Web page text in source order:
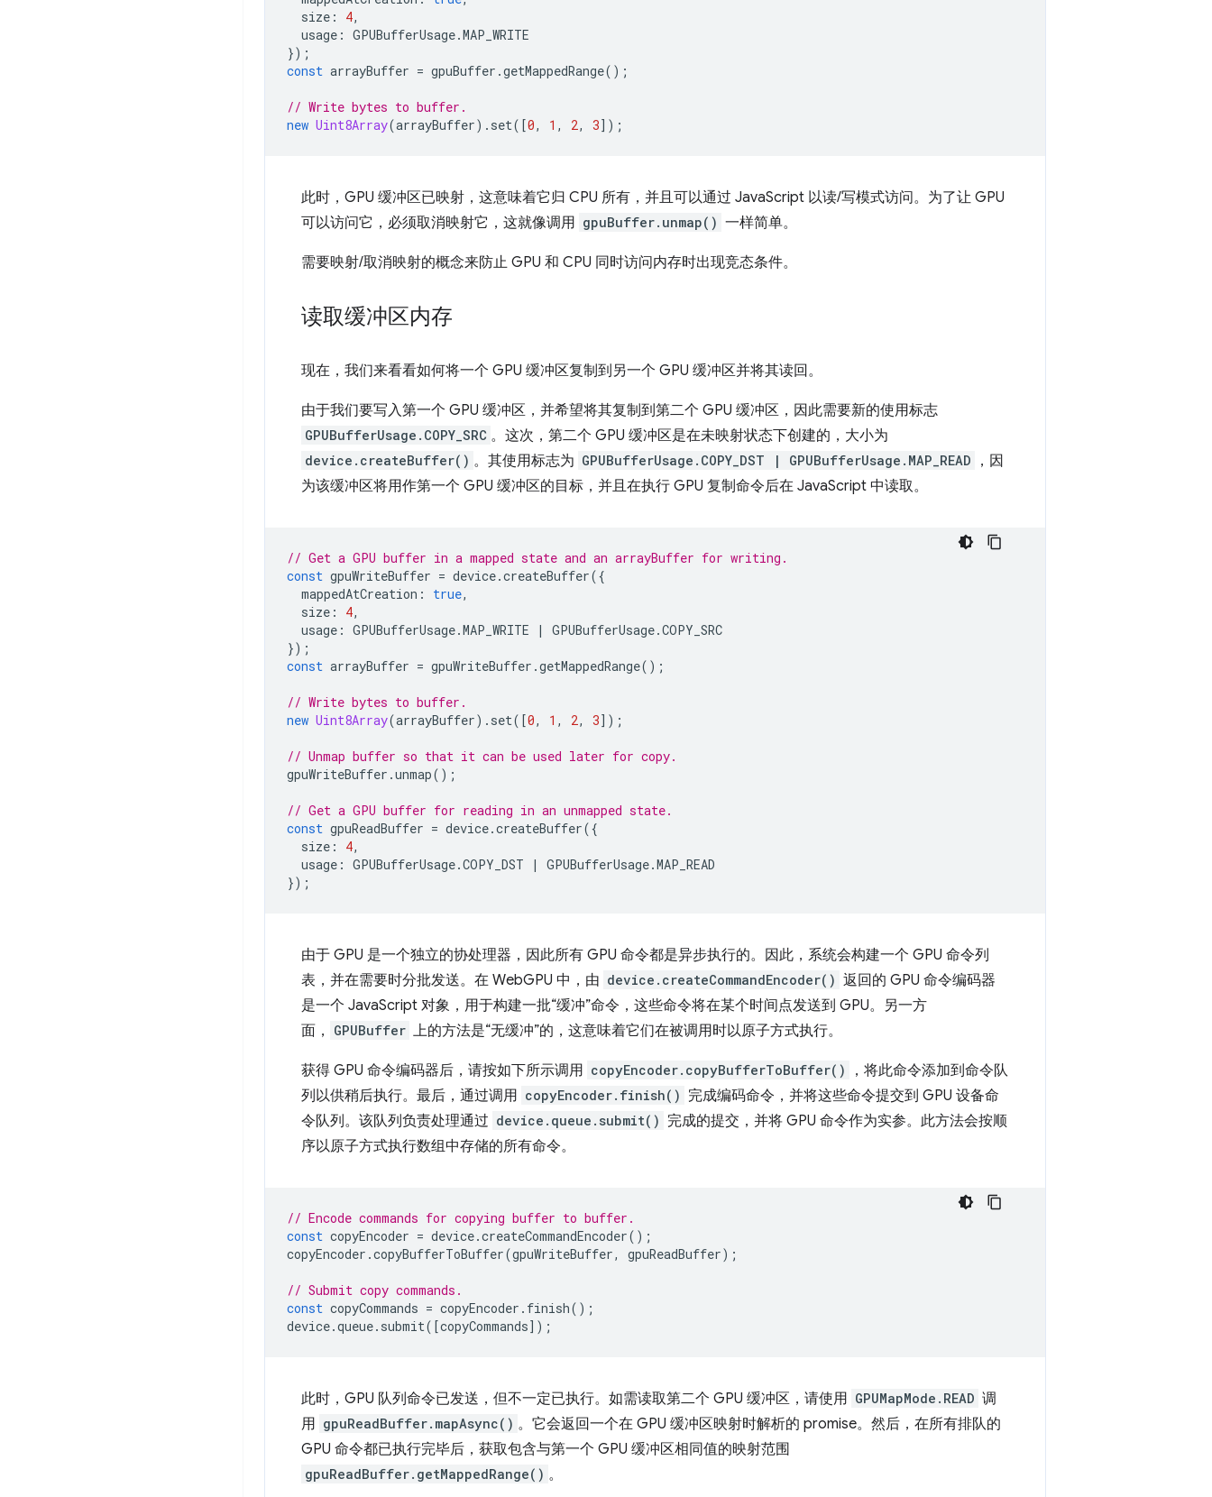
size : 4,
usage : GPUBufferUsage.MAP_WRITE
});
const arrayBuffer = gpuBuffer .getMappedRange();
// Write bytes to buffer.
new Uint8Array(arrayBuffer). set([0, 1 , 2, 3]);
此时，GPU 缓冲区已映射，这意味着它归 CPU 所有，并且可以通过 JavaScript 以读/写模式访问。为了让 GPU
可以访问它，必须取消映射它，这就像调用 gpuBuffer.unmap() 一样简单。
需要映射/取消映射的概念来防止 GPU 和 CPU 同时访问内存时出现竞态条件。
读取缓冲区内存
现在，我们来看看如何将一个 GPU 缓冲区复制到另一个 GPU 缓冲区并将其读回。
由于我们要写入第一个 GPU 缓冲区，并希望将其复制到第二个 GPU 缓冲区，因此需要新的使用标志
GPUBufferUsage.COPY_SRC 。这次，第二个 GPU 缓冲区是在未映射状态下创建的，大小为
device.createBuffer() 。其使用标志为 GPUBufferUsage.COPY_DST | GPUBufferUsage.MAP_READ
，因
为该缓冲区将用作第一个 GPU 缓冲区的目标，并且在执行 GPU 复制命令后在 JavaScript 中读取。
// Get a GPU buffer in a mapped state and an arrayBuffer for writing.
const gpuWriteBuffer = device.createBuffer({
mappedAtCreation : true,
size : 4,
usage : GPUBufferUsage.MAP_WRITE | GPUBufferUsage.COPY_SRC
});
const arrayBuffer = gpuWriteBuffer .getMappedRange();
// Write bytes to buffer.
new Uint8Array(arrayBuffer). set([0, 1 , 2, 3]);
// Unmap buffer so that it can be used later for copy.
gpuWriteBuffer .unmap();
// Get a GPU buffer for reading in an unmapped state.
const gpuReadBuffer = device.createBuffer({
size : 4,
usage : GPUBufferUsage.COPY_DST | GPUBufferUsage.MAP_READ
});
由于 GPU 是一个独立的协处理器，因此所有 GPU 命令都是异步执行的。因此，系统会构建一个 GPU 命令列
表，并在需要时分批发送。在 WebGPU 中，由 device.createCommandEncoder() 返回的 GPU 命令编码器
是一个 JavaScript 对象，用于构建一批“缓冲”命令，这些命令将在某个时间点发送到 GPU。另一方
面，
GPUBuffer 上的方法是“无缓冲”的，这意味着它们在被调用时以原子方式执行。
获得 GPU 命令编码器后，请按如下所示调用 copyEncoder.copyBufferToBuffer()
，将此命令添加到命令队
列以供稍后执行。最后，通过调用 copyEncoder.finish() 完成编码命令，并将这些命令提交到 GPU 设备命
令队列。该队列负责处理通过 device.queue.submit() 完成的提交，并将 GPU 命令作为实参。此方法会按顺
序以原子方式执行数组中存储的所有命令。
// Encode commands for copying buffer to buffer.
const copyEncoder = device.createCommandEncoder();
copyEncoder .copyBufferToBuffer(gpuWriteBuffer, gpuReadBuffer);
// Submit copy commands.
const copyCommands = copyEncoder . finish();
device.queue. submit([copyCommands]);
此时，GPU 队列命令已发送，但不一定已执行。如需读取第二个 GPU 缓冲区，请使用 GPUMapMode.READ 调
用 gpuReadBuffer.mapAsync() 。它会返回一个在 GPU 缓冲区映射时解析的 promise。然后，在所有排队的
GPU 命令都已执行完毕后，获取包含与第一个 GPU 缓冲区相同值的映射范围
gpuReadBuffer.getMappedRange() 。